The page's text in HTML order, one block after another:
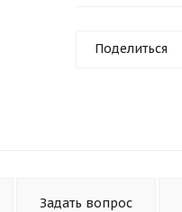
Поделиться
Задать вопрос